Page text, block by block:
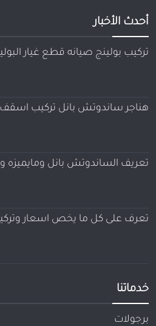
أحدث الأخبار
تركيب بولينج صيانه قطع غيار
هناجر ساندوتش بانل تركيب
تعريف الساندوتش بانل ومايميزه
تعرف على كل ما يخص اسعار
خدماتنا
برجولات